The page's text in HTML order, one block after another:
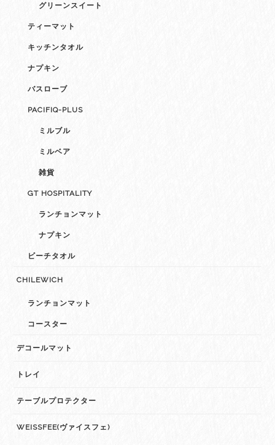
グリーンスイート
ティーマット
キッチンタオル
ナプキン
バスローブ
PACIFIQ-PLUS
ミルブル
ミルベア
雑貨
GT HOSPITALITY
ランチョンマット
ナプキン
ビーチタオル
CHILEWICH
ランチョンマット
コースター
デコールマット
トレイ
テーブルプロテクター
WEISSFEE(ヴァイスフェ)